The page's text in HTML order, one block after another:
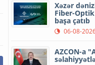
Xəzər
Fiber-
başa çatıb
06-08-
AZCON-a